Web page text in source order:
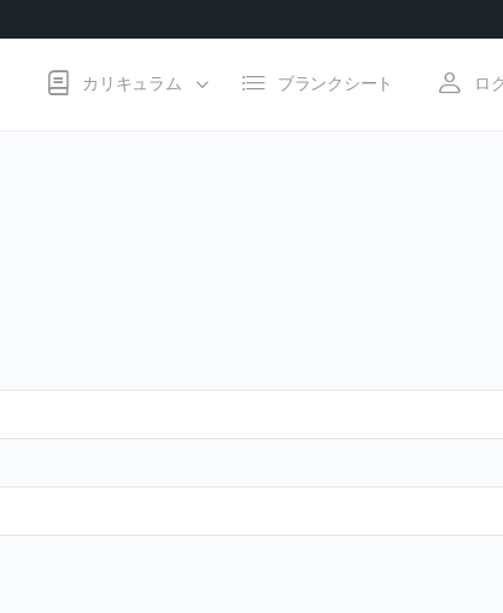
カリキュラム ブランクシート ロ